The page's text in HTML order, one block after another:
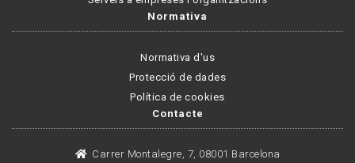
Normativa
Normativa d'us
Protecció de dades
Política de cookies
Contacte
Carrer Montalegre, 7, 08001 Barcelona